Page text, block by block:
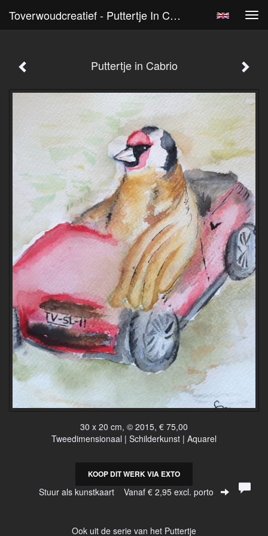
Toverwoudcreatief - Puttertje In Cabrio
Puttertje in Cabrio
30 x 20 cm, © 2015, € 75,00
Tweedimensionaal | Schilderkunst | Aquarel
KOOP DIT WERK VIA EXTO
Stuur als kunstkaart Vanaf € 2,95 excl. porto
Ook uit de serie van het Puttertje